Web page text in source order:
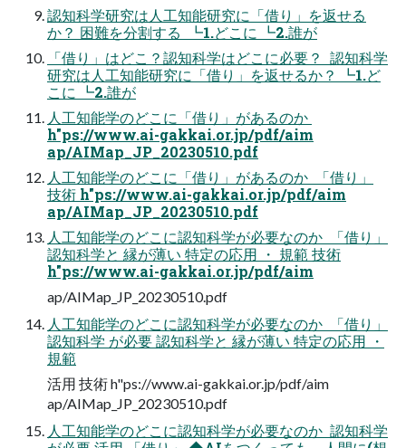
認知科学研究は人工知能研究に「借り」を返せる
か？ 困難を分割する  ┗1.どこに ┗2.誰が
「借り」はどこ？認知科学はどこに必要？  認知科学
研究は人工知能研究に「借り」を返せるか？ ┗1.ど
こに ┗2.誰が
人工知能学のどこに「借り」があるのか 
h"ps://www.ai-gakkai.or.jp/pdf/aim
ap/AIMap_JP_20230510.pdf
人工知能学のどこに「借り」があるのか  「借り」
技術 h"ps://www.ai-gakkai.or.jp/pdf/aim
ap/AIMap_JP_20230510.pdf
人工知能学のどこに認知科学が必要なのか  「借り」
認知科学と 縁が薄い 特定の応用 ・ 規範 技術
h"ps://www.ai-gakkai.or.jp/pdf/aim
ap/AIMap_JP_20230510.pdf
人工知能学のどこに認知科学が必要なのか  「借り」
認知科学 が必要 認知科学と 縁が薄い 特定の応用 ・
規範
活用 技術 h"ps://www.ai-gakkai.or.jp/pdf/aim
ap/AIMap_JP_20230510.pdf
人工知能学のどこに認知科学が必要なのか  認知科学